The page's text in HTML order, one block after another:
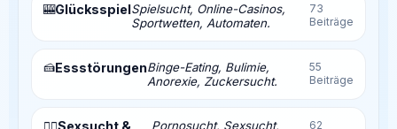
🎰GlücksspielSpielsucht, Online-Casinos,
Sportwetten, Automaten.
73
Beiträge
🍰EssstörungenBinge-Eating, Bulimie,
Anorexie, Zuckersucht.
55
Beiträge
❤️‍🔥Sexsucht &
Pornosucht, Sexsucht,
62